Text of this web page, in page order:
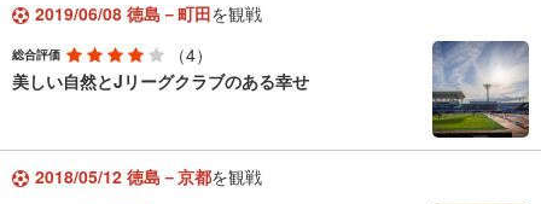
2019/06/08 徳島－町田を観戦
総合評価
（4）
美しい自然とJリーグクラブのある幸せ
2018/05/12 徳島－京都を観戦